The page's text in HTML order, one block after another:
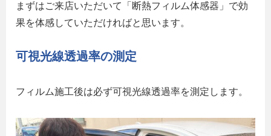
まずはご来店いただいて「断熱フィルム体感器」で効
果を体感していただければと思います。
可視光線透過率の測定
フィルム施工後は必ず可視光線透過率を測定します。